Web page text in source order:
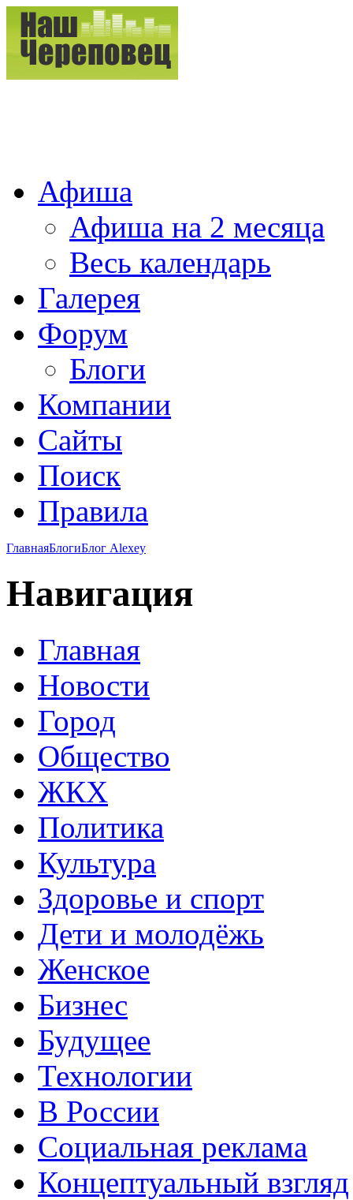
Афиша
Афиша на 2 месяца
Весь календарь
Галерея
Форум
Блоги
Компании
Сайты
Поиск
Правила
ГлавнаяБлогиБлог Alexey
Навигация
Главная
Новости
Город
Общество
ЖКХ
Политика
Культура
Здоровье и спорт
Дети и молодёжь
Женское
Бизнес
Будущее
Технологии
В России
Социальная реклама
Концептуальный взгляд